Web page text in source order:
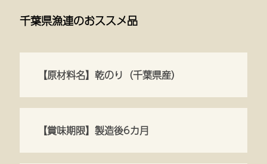
千葉県漁連のおススメ品
【原材料名】乾のり（千葉県産）
【賞味期限】製造後6カ月